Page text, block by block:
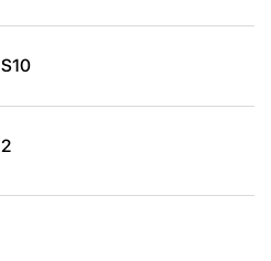
S10
2